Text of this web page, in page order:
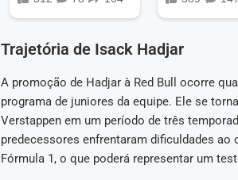
Trajetória de Isack Hadjar
A promoção de Hadjar à Red Bull ocorre
programa de juniores da equipe. Ele se
Verstappen em um período de três
predecessores enfrentaram dificuldades
Fórmula 1, o que poderá representar um